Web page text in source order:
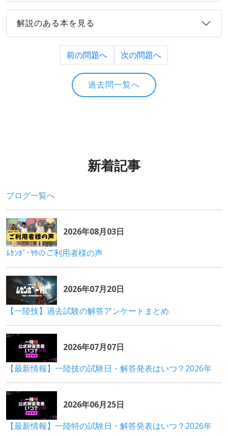
解説のある本を見る
前の問題へ 次の問題へ
過去問一覧へ